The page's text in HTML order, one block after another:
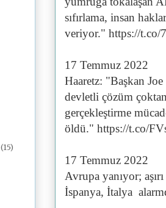
sıfırlama, insan
veriyor." https://
17 Temmuz 2022
Haaretz: "Başkan
devletli çözüm
gerçekleştirme
öldü." https://t.co/
17 Temmuz 2022
Avrupa yanıyor;
İspanya, İtalya
(15)